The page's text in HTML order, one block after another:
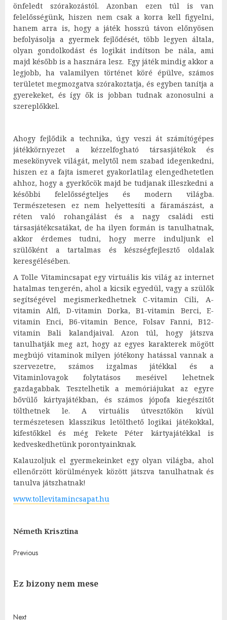
önfeledt szórakozástól. Azonban ezen túl is van
felelősségünk, hiszen nem csak a korra kell figyelni,
hanem arra is, hogy a játék hosszú távon előnyösen
befolyásolja a gyermek fejlődését, több legyen általa,
olyan gondolkodást és logikát indítson be nála, ami
majd később is a hasznára lesz. Egy játék mindig akkor a
legjobb, ha valamilyen történet köré épülve, számos
területet megmozgatva szórakoztatja, és egyben tanítja a
gyerekeket, és így ők is jobban tudnak azonosulni a
szereplőkkel.
Ahogy fejlődik a technika, úgy veszi át számítógépes
játékkörnyezet a kézzelfogható társasjátékok és
mesekönyvek világát, melytől nem szabad idegenkedni,
hiszen ez a fajta ismeret gyakorlatilag elengedhetetlen
ahhoz, hogy a gyerkőcök majd be tudjanak illeszkedni a
későbbi felelősségteljes és modern világba.
Természetesen ez nem helyettesíti a fáramászást, a
réten való rohangálást és a nagy családi esti
társasjátékcsatákat, de ha ilyen formán is tanulhatnak,
akkor érdemes tudni, hogy merre induljunk el
szülőként a tartalmas és készségfejlesztő oldalak
keresgélésében.
A Tolle Vitamincsapat egy virtuális kis világ az internet
hatalmas tengerén, ahol a kicsik egyedül, vagy a szülők
segítségével megismerkedhetnek C-vitamin Cili, A-
vitamin Alfi, D-vitamin Dorka, B1-vitamin Berci, E-
vitamin Enci, B6-vitamin Bence, Folsav Fanni, B12-
vitamin Bali kalandjaival. Azon túl, hogy játszva
tanulhatják meg azt, hogy az egyes karakterek mögött
megbújó vitaminok milyen jótékony hatással vannak a
szervezetre, számos izgalmas játékkal és a
Vitaminlovagok folytatásos meséivel lehetnek
gazdagabbak. Tesztelhetik a memóriájukat az egyre
bővülő kártyajátékban, és számos jópofa kiegészítőt
tölthetnek le. A virtuális útvesztőkön kívül
természetesen klasszikus letölthető logikai játékokkal,
kifestőkkel és még Fekete Péter kártyajátékkal is
kedveskedhetünk porontyainknak.
Kalauzoljuk el gyermekeinket egy olyan világba, ahol
ellenőrzött körülmények között játszva tanulhatnak és
tanulva játszhatnak!
www.tollevitamincsapat.hu
Németh Krisztina
Post
navigation
Previous
Ez bizony nem mese
Next